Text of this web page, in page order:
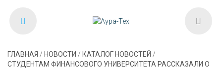
ГЛАВНАЯ / НОВОСТИ / КАТАЛОГ НОВОСТЕЙ /
СТУДЕНТАМ ФИНАНСОВОГО УНИВЕРСИТЕТА РАССКАЗАЛИ О